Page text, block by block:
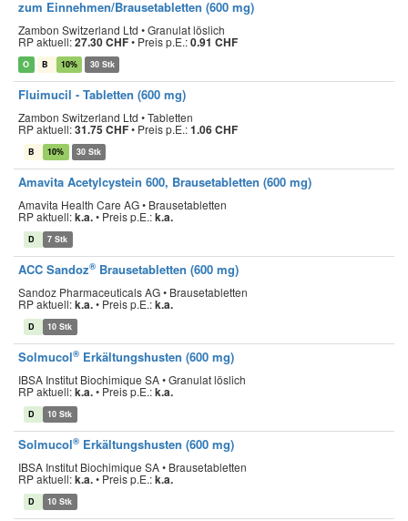
zum Einnehmen/Brausetabletten (600 mg)
Zambon Switzerland Ltd • Granulat löslich
RP aktuell:27.30 CHF• Preis p.E.:0.91 CHF
O B 10% 30 Stk
Fluimucil - Tabletten (600 mg)
Zambon Switzerland Ltd • Tabletten
RP aktuell:31.75 CHF• Preis p.E.:1.06 CHF
B 10% 30 Stk
Amavita Acetylcystein 600, Brausetabletten (600 mg)
Amavita Health Care AG • Brausetabletten
RP aktuell:k.a.• Preis p.E.:k.a.
D 7 Stk
ACC Sandoz® Brausetabletten (600 mg)
Sandoz Pharmaceuticals AG • Brausetabletten
RP aktuell:k.a.• Preis p.E.:k.a.
D 10 Stk
Solmucol® Erkältungshusten (600 mg)
IBSA Institut Biochimique SA • Granulat löslich
RP aktuell:k.a.• Preis p.E.:k.a.
D 10 Stk
Solmucol® Erkältungshusten (600 mg)
IBSA Institut Biochimique SA • Brausetabletten
RP aktuell:k.a.• Preis p.E.:k.a.
D 10 Stk